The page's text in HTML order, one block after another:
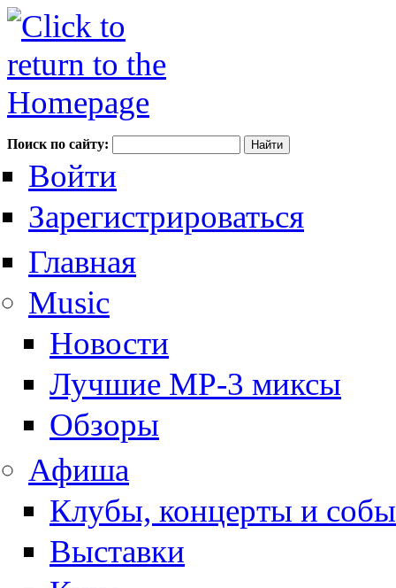
Поиск по сайту:
Войти
Зарегистрироваться
Главная
Music
Новости
Лучшие MP-3 миксы
Обзоры
Афиша
Клубы, концерты и
Выставки